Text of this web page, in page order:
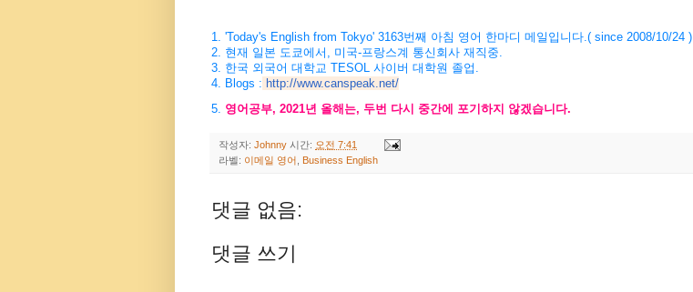
1. 'Today's English from Tokyo' 3163번째 아침 영어 한마디 메일입니다.( since 2008/10/24 )
2. 현재 일본 도쿄에서, 미국-프랑스계 통신회사 재직중.
3. 한국 외국어 대학교 TESOL 사이버 대학원 졸업.
4. Blogs : http://www.canspeak.net/
5. 영어공부, 2021년 올해는, 두번 다시 중간에 포기하지 않겠습니다.
작성자: Johnny 시간: 오전 7:41
라벨: 이메일 영어 Business English
댓글 없음:
댓글 쓰기